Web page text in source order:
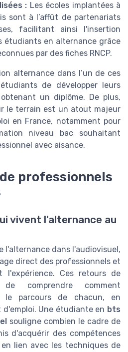
: Les écoles implantées à
sont à l’affût de partenariats
facilitant ainsi l'insertion
étudiants en alternance grâce
par des fiches RNCP.
alternance dans l’un de ces
de développer leurs
un diplôme. De plus,
le terrain est un atout majeur
en France, notamment pour
niveau bac souhaitant
avec aisance.
professionnels
vivent l'alternance au
l'alternance dans l'audiovisuel,
direct des professionnels et
Ces retours de
comprendre comment
le parcours de chacun, en
Une étudiante en bts
souligne combien le cadre de
d'acquérir des compétences
lien avec les techniques de